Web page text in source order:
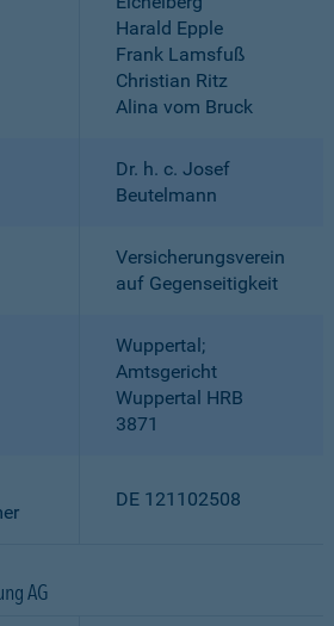
Harald Epple
Frank Lamsfuß
Christian Ritz
Alina vom Bruck
Dr. h. c. Josef
Beutelmann
Versicherungsverein
auf Gegenseitigkeit
Wuppertal;
Amtsgericht
Wuppertal HRB
3871
DE 121102508
AG